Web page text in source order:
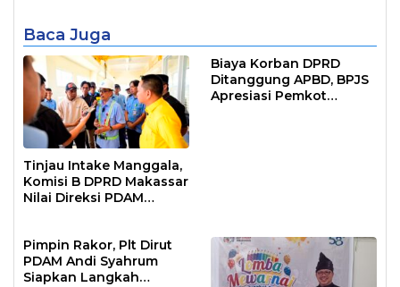
Baca Juga
Tinjau Intake Manggala,
Komisi B DPRD Makassar
Nilai Direksi PDAM
Biaya Korban DPRD
Ditanggung APBD, BPJS
Apresiasi Pemkot
Pimpin Rakor, Plt Dirut
PDAM Andi Syahrum
Siapkan Langkah